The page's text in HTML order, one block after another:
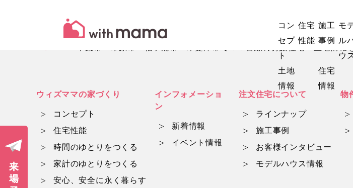
コン
セプ
ト
住宅
性能
施工
事例
モ
ル
ウ
土地
情報
住宅
情報
千葉市・市原市・袖ヶ浦市・木更津市でママ目線の分譲住宅・土地情報
ウィズママの家づくり
コンセプト
住宅性能
時間のゆとりをつくる
家計のゆとりをつくる
安心、安全に永く暮らす
インフォメーショ
ン
新着情報
イベント情報
注文住宅について
ラインナップ
施工事例
お客様インタビュー
モデルハウス情報
物